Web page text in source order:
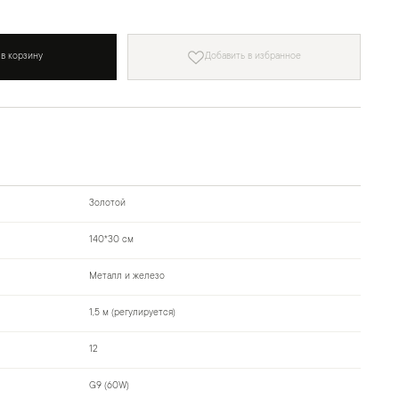
корзину Добавить в избранное
Золотой
140*30 см
Металл и железо
1,5 м (регулируется)
12
G9 (60W)